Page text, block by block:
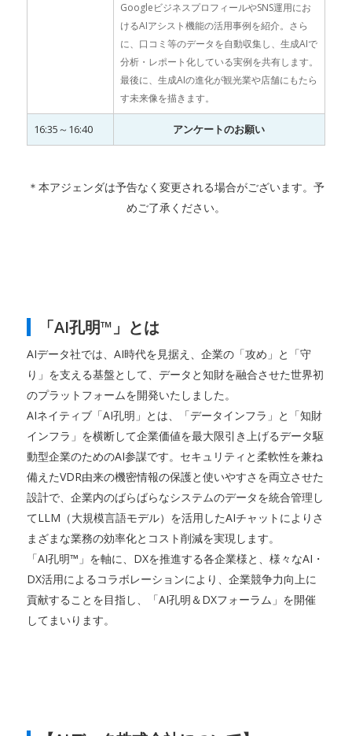
GoogleビジネスプロフィールやSNS運用にお
けるAIアシスト機能の活用事例を紹介。さら
に、口コミ等のデータを自動収集し、生成AIで
分析・レポート化している実例を共有します。
最後に、生成AIの進化が観光業や店舗にもたら
す未来像を描きます。
16:35～16:40 アンケートのお願い
＊本アジェンダは予告なく変更される場合がございます。予
めご了承ください。
「AI孔明™」とは
AIデータ社では、AI時代を見据え、企業の「攻め」と「守
り」を支える基盤として、データと知財を融合させた世界初
のプラットフォームを開発いたしました。
AIネイティブ「AI孔明」とは、「データインフラ」と「知財
インフラ」を横断して企業価値を最大限引き上げるデータ駆
動型企業のためのAI参謀です。セキュリティと柔軟性を兼ね
備えたVDR由来の機密情報の保護と使いやすさを両立させた
設計で、企業内のばらばらなシステムのデータを統合管理し
てLLM（大規模言語モデル）を活用したAIチャットによりさ
まざまな業務の効率化とコスト削減を実現します。
「AI孔明™」を軸に、DXを推進する各企業様と、様々なAI・
DX活用によるコラボレーションにより、企業競争力向上に
貢献することを目指し、「AI孔明＆DXフォーラム」を開催
してまいります。